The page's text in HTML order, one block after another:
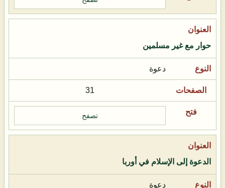
حوار مع غير مسلمين
دعوة
31
تصفح
الدعوة إلى الإسلام في أوربا
دعوة